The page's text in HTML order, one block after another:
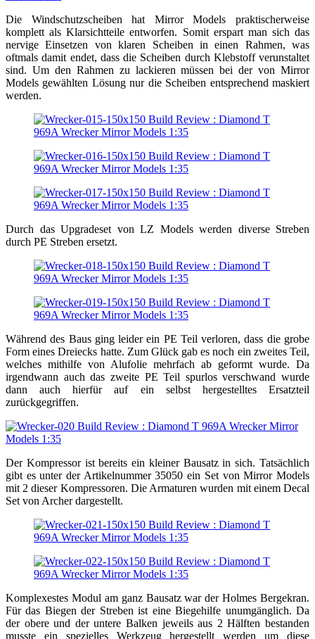
Die Windschutzscheiben hat Mirror Models praktischerweise
komplett als Klarsichtteile entworfen. Somit erspart man sich das
nervige Einsetzen von klaren Scheiben in einen Rahmen, was
oftmals damit endet, dass die Scheiben durch Klebstoff verunstaltet
sind. Um den Rahmen zu lackieren müssen bei der von Mirror
Models gewählten Lösung nur die Scheiben entsprechend maskiert
werden.
Durch das Upgradeset von LZ Models werden diverse Streben
durch PE Streben ersetzt.
Während des Baus ging leider ein PE Teil verloren, dass die grobe
Form eines Dreiecks hatte. Zum Glück gab es noch ein zweites Teil,
welches mithilfe von Alufolie mehrfach ab geformt wurde. Da
irgendwann auch das zweite PE Teil spurlos verschwand wurde
dann auch hierfür auf ein selbst hergestelltes Ersatzteil
zurückgegriffen.
Der Kompressor ist bereits ein kleiner Bausatz in sich. Tatsächlich
gibt es unter der Artikelnummer 35050 ein Set von Mirror Models
mit 2 dieser Kompressoren. Die Armaturen wurden mit einem Decal
Set von Archer dargestellt.
Komplexestes Modul am ganz Bausatz war der Holmes Bergekran.
Für das Biegen der Streben ist eine Biegehilfe unumgänglich. Da
der obere und der untere Balken jeweils aus 2 Hälften bestanden
musste ein spezielles Werkzeug hergestellt werden um diese